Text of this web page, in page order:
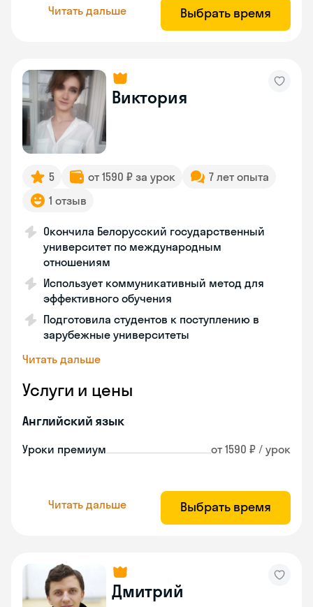
Читать дальше Выбрать время
Виктория
5 от 1590 ₽ за урок
7 лет опыта
1 отзыв
Окончила Белорусский государственный
университет по международным
отношениям
Использует коммуникативный метод для
эффективного обучения
Подготовила студентов к поступлению в
зарубежные университеты
Читать дальше
Услуги и цены
Английский язык
Уроки премиум от 1590 ₽ / урок
Читать дальше Выбрать время
Дмитрий